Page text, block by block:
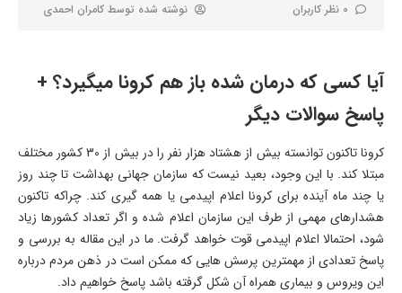
0 نظر کاربران نوشته شده توسط کامران احمدی
آیا کسی که درمان شده باز هم کرونا میگیرد؟ +
پاسخ سوالات دیگر
کرونا تاکنون توانسته بیش از هشتاد هزار نفر را در بیش از 30 کشور مختلف
مبتلا کند. با این وجود، بعید نیست که سازمان جهانی بهداشت تا چند روز
یا چند ماه آینده برای کرونا اعلام اپیدمی یا همه گیری کند. چراکه تاکنون
هشدارهای مهمی از طرف این سازمان اعلام شده و اگر تعداد کشورها زیاد
شود، احتمالا اعلام اپیدمی قوت خواهد گرفت. ما در این مقاله به بررسی و
پاسخ تعدادی از مهمترین پرسش هایی که ممکن است در ذهن مردم درباره
این ویروس و بیماری همراه آن شکل گرفته باشد پاسخ خواهیم داد.